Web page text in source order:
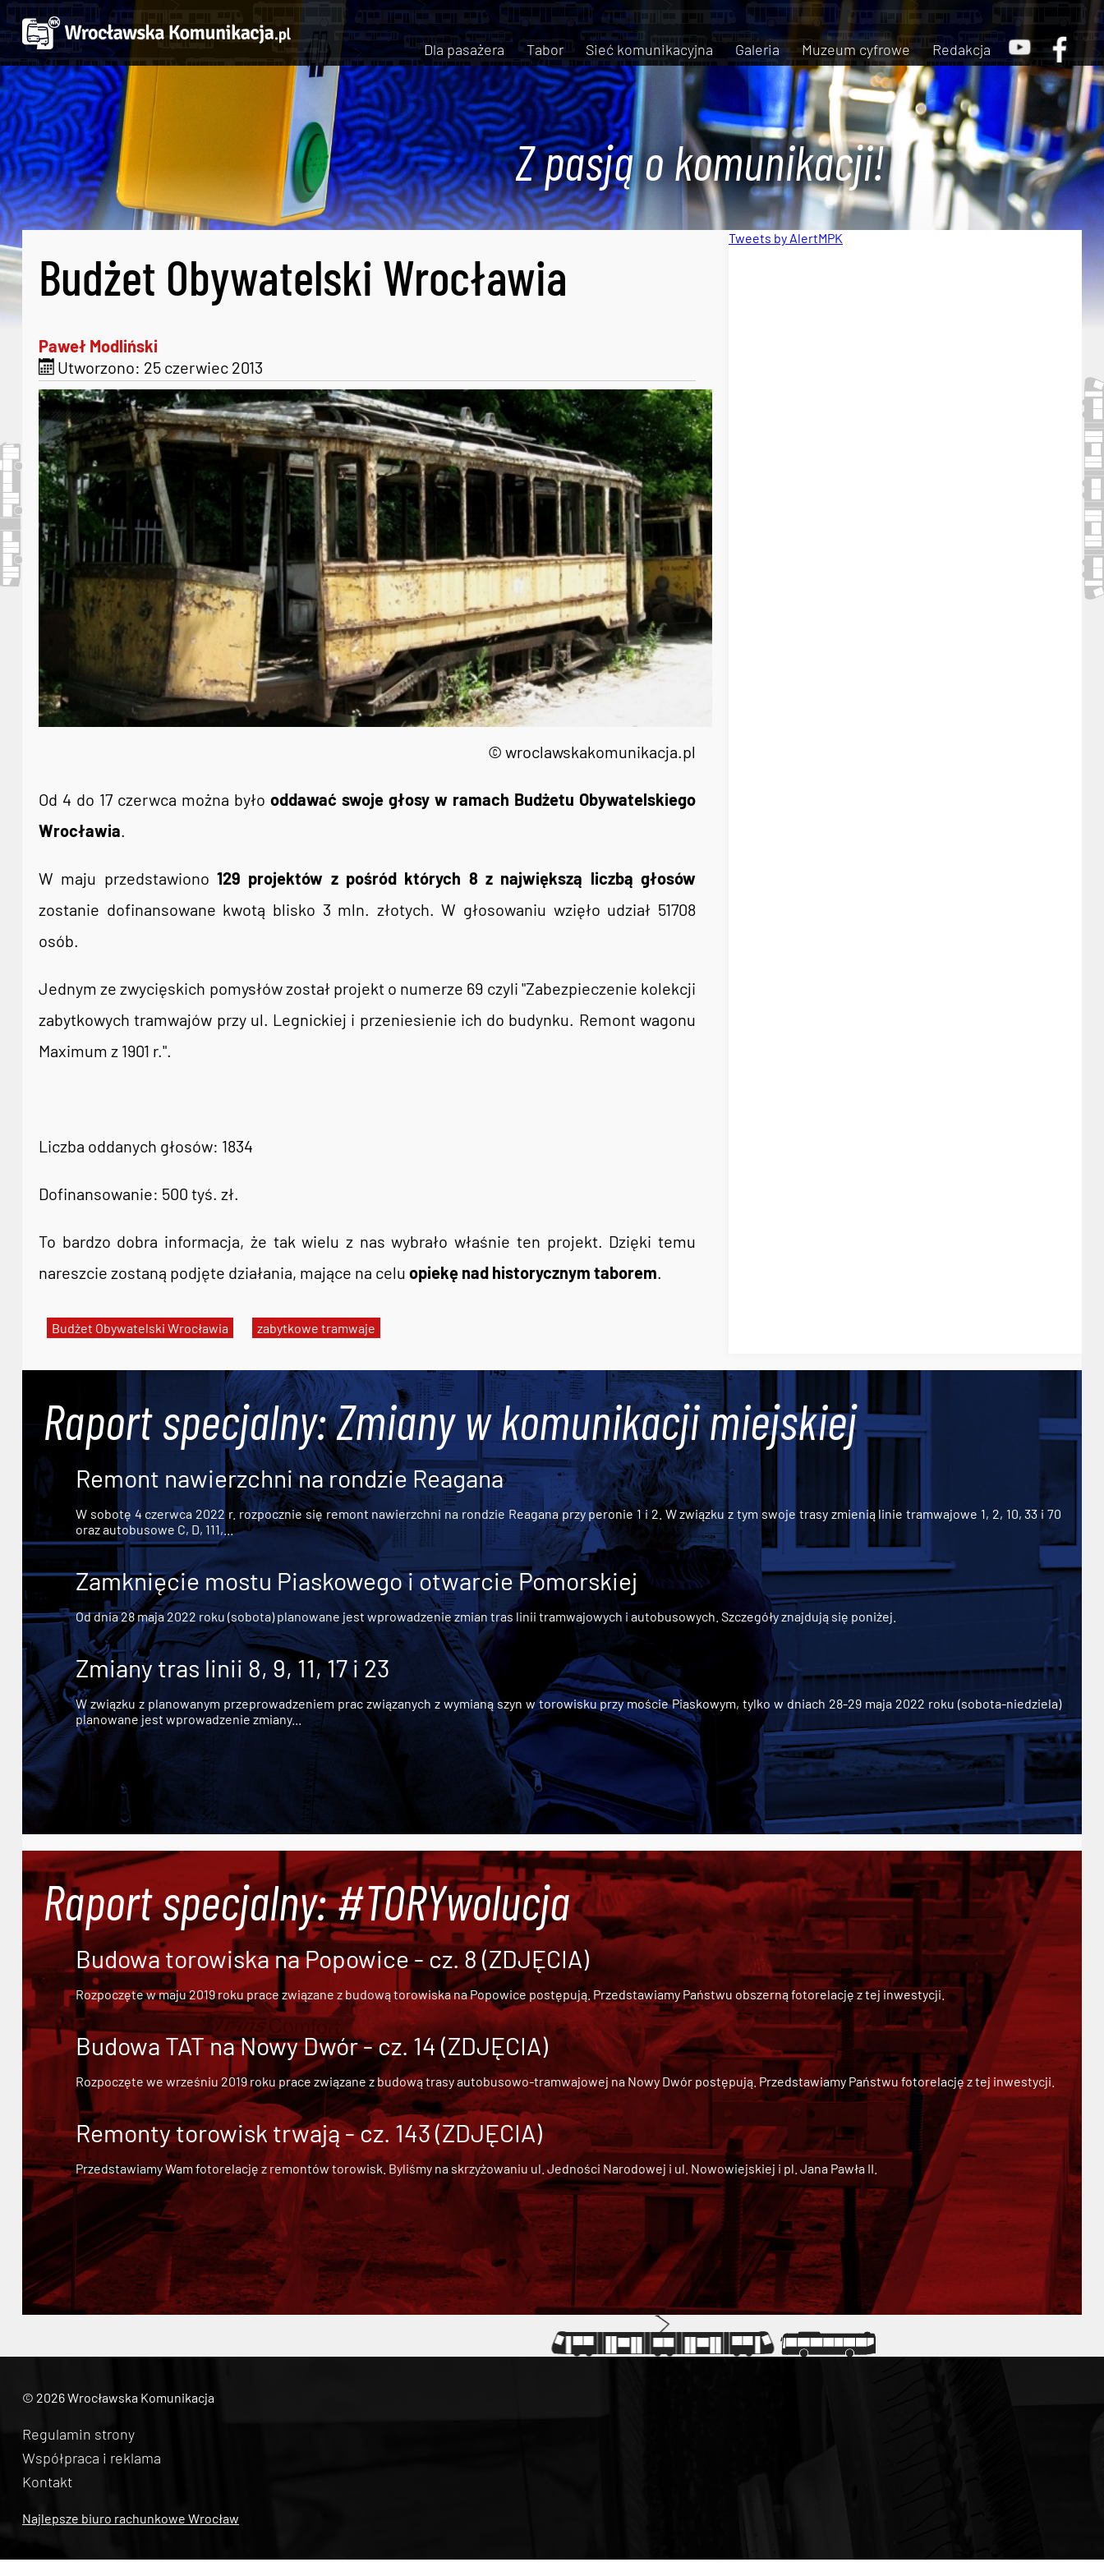
Dla pasażera Tabor Sieć komunikacyjna Galeria Muzeum cyfrowe Redakcja
Z pasją o komunikacji!
Budżet Obywatelski Wrocławia
Paweł Modliński
Utworzono: 25 czerwiec 2013
Budżet Obywatelski Wrocławia zabytkowe tramwaje
© wroclawskakomunikacja.pl
Od 4 do 17 czerwca można było oddawać swoje głosy w ramach Budżetu Obywatelskiego
Wrocławia
W maju przedstawiono 129 projektów z pośród których 8 z największą liczbą głosów
zostanie dofinansowane kwotą blisko 3 mln. złotych. W głosowaniu wzięło udział 51708
osób.
Jednym ze zwycięskich pomysłów został projekt o numerze 69 czyli "Zabezpieczenie kolekcji
zabytkowych tramwajów przy ul. Legnickiej i przeniesienie ich do budynku. Remont wagonu
Maximum z 1901 r.".
Liczba oddanych głosów: 1834
Dofinansowanie: 500 tyś. zł.
To bardzo dobra informacja, że tak wielu z nas wybrało właśnie ten projekt. Dzięki temu
nareszcie zostaną podjęte działania, mające na celu opiekę nad historycznym taborem
Tweets by AlertMPK
Raport specjalny: Zmiany w komunikacji miejskiej
Remont nawierzchni na rondzie Reagana
W sobotę 4 czerwca 2022 r. rozpocznie się remont nawierzchni na rondzie Reagana przy peronie 1 i 2. W związku z tym swoje trasy zmienią linie tramwajowe 1, 2, 10, 33 i 70
oraz autobusowe C, D, 111,...
Zamknięcie mostu Piaskowego i otwarcie Pomorskiej
Od dnia 28 maja 2022 roku (sobota) planowane jest wprowadzenie zmian tras linii tramwajowych i autobusowych. Szczegóły znajdują się poniżej.
Zmiany tras linii 8, 9, 11, 17 i 23
W związku z planowanym przeprowadzeniem prac związanych z wymianą szyn w torowisku przy moście Piaskowym, tylko w dniach 28-29 maja 2022 roku (sobota-niedziela)
planowane jest wprowadzenie zmiany...
Raport specjalny: #TORYwolucja
Budowa torowiska na Popowice - cz. 8 (ZDJĘCIA)
Rozpoczęte w maju 2019 roku prace związane z budową torowiska na Popowice postępują. Przedstawiamy Państwu obszerną fotorelację z tej inwestycji.
Budowa TAT na Nowy Dwór - cz. 14 (ZDJĘCIA)
Rozpoczęte we wrześniu 2019 roku prace związane zbudową trasy autobusowo-tramwajowej na Nowy Dwórpostępują. Przedstawiamy Państwu fotorelację z tej inwestycji.
Remonty torowisk trwają - cz. 143 (ZDJĘCIA)
Przedstawiamy Wam fotorelację z remontów torowisk. Byliśmy na skrzyżowaniu ul. Jedności Narodowej i ul. Nowowiejskiej i pl. Jana Pawła II.
© 2026 Wrocławska Komunikacja
Regulamin strony
Współpraca i reklama
Kontakt
Najlepsze biuro rachunkowe Wrocław